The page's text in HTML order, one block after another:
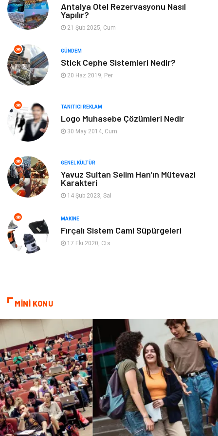
Tatil
Gayrimenkul Moda
Bilgisayar & Yazılım Müzik
Mobilya
Ev İşleri
Aksesuar
Gençlik Eğlence
İnternet
Tarım & Hayvancılık Cam
Şile bezi Restaurant
Antalya Otel Rezervasyonu Nasıl
Yapılır?
21 Şub 2025, Cum
GÜNDEM
Stick Cephe Sistemleri Nedir?
20 Haz 2019, Per
TANITICI REKLAM
Logo Muhasebe Çözümleri Nedir
30 May 2014, Cum
GENEL KÜLTÜR
Yavuz Sultan Selim Han’ın Mütevazi
Karakteri
14 Şub 2023, Sal
MAKINE
Fırçalı Sistem Cami Süpürgeleri
17 Eki 2020, Cts
MİNİ KONU